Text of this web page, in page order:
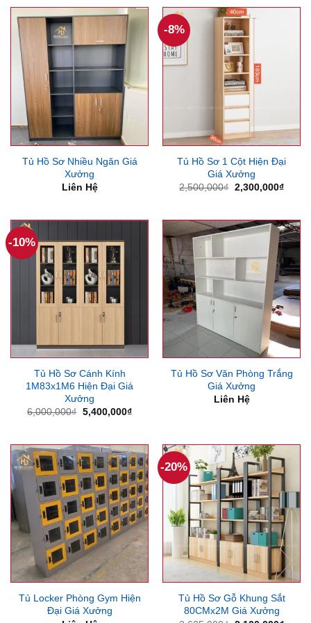
Tủ Hồ Sơ Nhiều Ngăn Giá
Xưởng
Liên Hệ
-8%
Tủ Hồ Sơ 1 Cột Hiện Đại
Giá Xưởng
2,500,000₫ Giá
2,300,000₫Giá
-10%
Tủ Hồ Sơ Cánh Kính
1M83x1M6 Hiện Đại Giá
Xưởng
6,000,000₫ Giá
5,400,000₫Giá
5,400,000₫.
Tủ Hồ Sơ Văn Phòng Trắng
Giá Xưởng
Liên Hệ
Tủ Locker Phòng Gym Hiện
Đại Giá Xưởng
-20%
Tủ Hồ Sơ Gỗ Khung Sắt
80CMx2M Giá Xưởng